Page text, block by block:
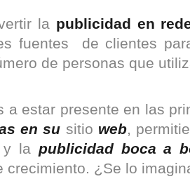
la publicidad en
fuentes de clientes
de personas que
a estar presente en las
en su sitio web,
y la publicidad boca a
crecimiento. ¿Se lo